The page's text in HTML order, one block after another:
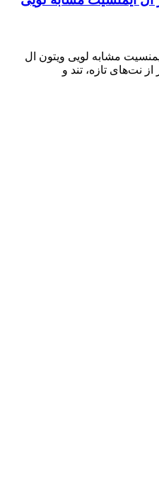
مشابه لویی ویتون ال
نت‌های تازه، تند و